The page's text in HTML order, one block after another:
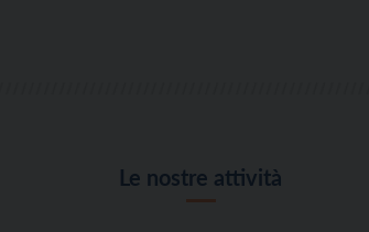
Le nostre attività